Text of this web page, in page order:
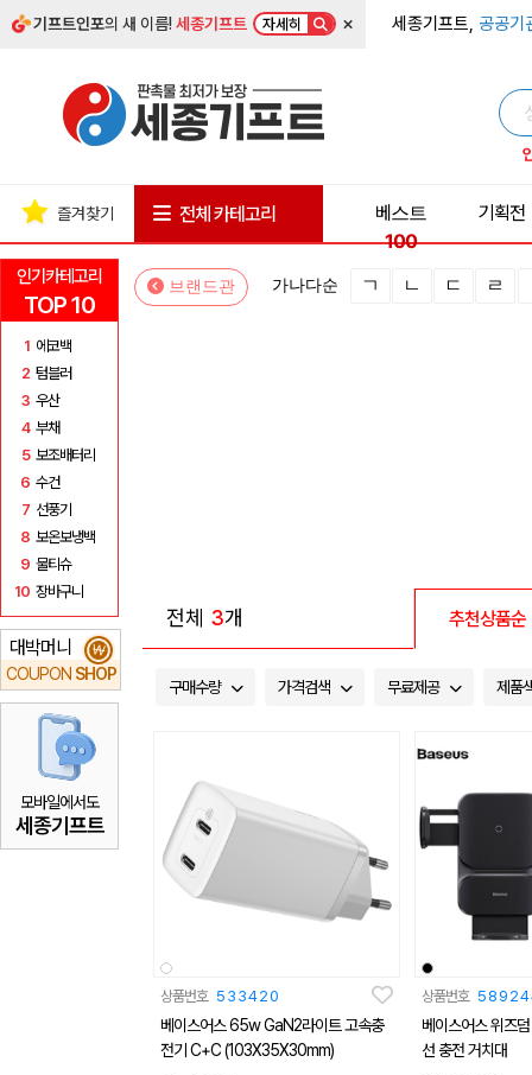
기프트인포의 새 이름!세종기프트 자세히 × 세종기프트, 공공기
인기카테고리
TOP 10
1 에코백
2 텀블러
3 우산
4 부채
5 보조배터리
6 수건
7 선풍기
8 보온보냉백
9 물티슈
10 장바구니
대박머니
COUPON SHOP
₩
모바일에서도
세종기프트
즐겨찾기 전체 카테고리
베스트
100
기획전
브랜드관 가나다순 ㄱ ㄴ ㄷ ㄹ
전체 3개 추천상품순
구매수량 가격검색 무료제공 제품
상품번호 533420
베이스어스 65w GaN2라이트 고속충
전기 C+C (103X35X30mm)
상품번호
베이스어스 위즈
선 충전 거치대